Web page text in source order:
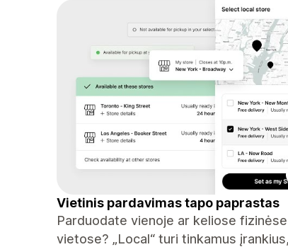
Vietinis pardavimas tapo paprastas
Parduodate vienoje ar keliose fizinėse
vietose? „Local“ turi tinkamus įrankius,